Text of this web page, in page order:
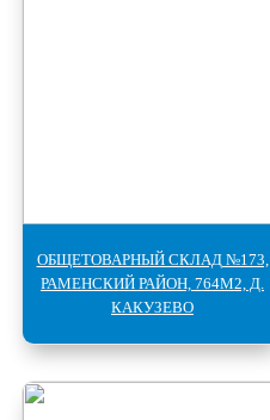
ОБЩЕТОВАРНЫЙ СКЛАД №173,
РАМЕНСКИЙ РАЙОН, 764М2, Д.
КАКУЗЕВО